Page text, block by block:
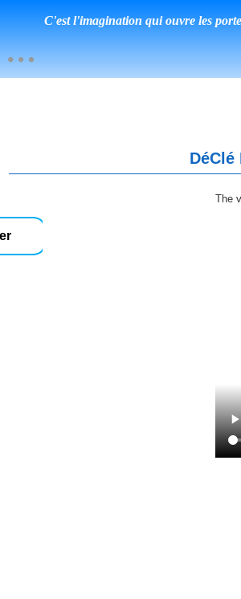
C'est l'imagination qui ouvre les
The